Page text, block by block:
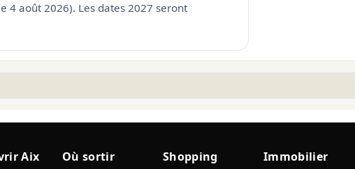
4 août 2026). Les dates 2027 seront
Aix Où sortir Shopping Immobilier